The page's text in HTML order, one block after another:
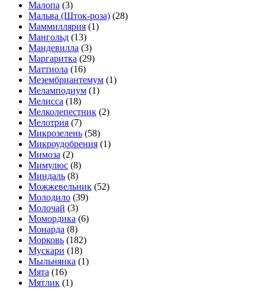
Малопа (3)
Мальва (Шток-роза) (28)
Маммиллярия (1)
Мангольд (13)
Мандевилла (3)
Маргаритка (29)
Маттиола (16)
Мезембриантемум (1)
Меламподиум (1)
Мелисса (18)
Мелколепестник (2)
Мелотрия (7)
Микрозелень (58)
Микроудобрения (1)
Мимоза (2)
Мимулюс (8)
Миндаль (8)
Можжевельник (52)
Молодило (39)
Молочай (3)
Момордика (6)
Монарда (8)
Морковь (182)
Мускари (18)
Мыльнянка (1)
Мята (16)
Мятлик (1)